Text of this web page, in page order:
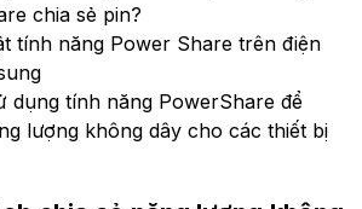
chia sẻ pin?
tính năng Power Share trên điện
dụng tính năng PowerShare để
lượng không dây cho các thiết bị